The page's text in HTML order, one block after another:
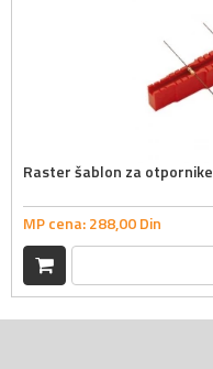
Raster šablon za otpornike
MP cena:288,00Din